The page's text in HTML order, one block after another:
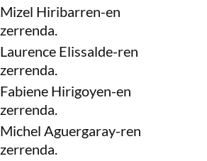
Mizel Hiribarren-en
zerrenda.
Laurence Elissalde-ren
zerrenda.
Fabiene Hirigoyen-en
zerrenda.
Michel Aguergaray-ren
zerrenda.